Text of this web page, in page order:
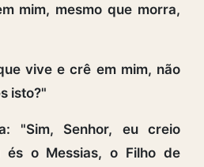
mim, mesmo que morra,
vive e crê em mim, não
isto?"
"Sim, Senhor, eu creio
és o Messias, o Filho de